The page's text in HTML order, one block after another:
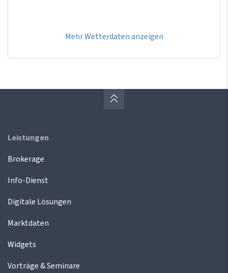
Mehr Wetterdaten anzeigen
Leistungen
Brokerage
Info-Dienst
Digitale Lösungen
Marktdaten
Widgets
Vorträge & Seminare